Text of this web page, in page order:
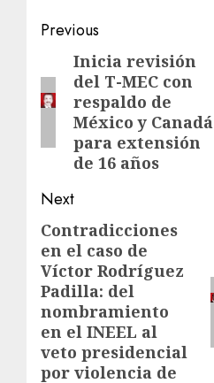
Previous
Inicia revisión
del T-MEC con
respaldo de
México y Canadá
para extensión
de 16 años
Next
Contradicciones
en el caso de
Víctor Rodríguez
Padilla: del
nombramiento
en el INEEL al
veto presidencial
por violencia de